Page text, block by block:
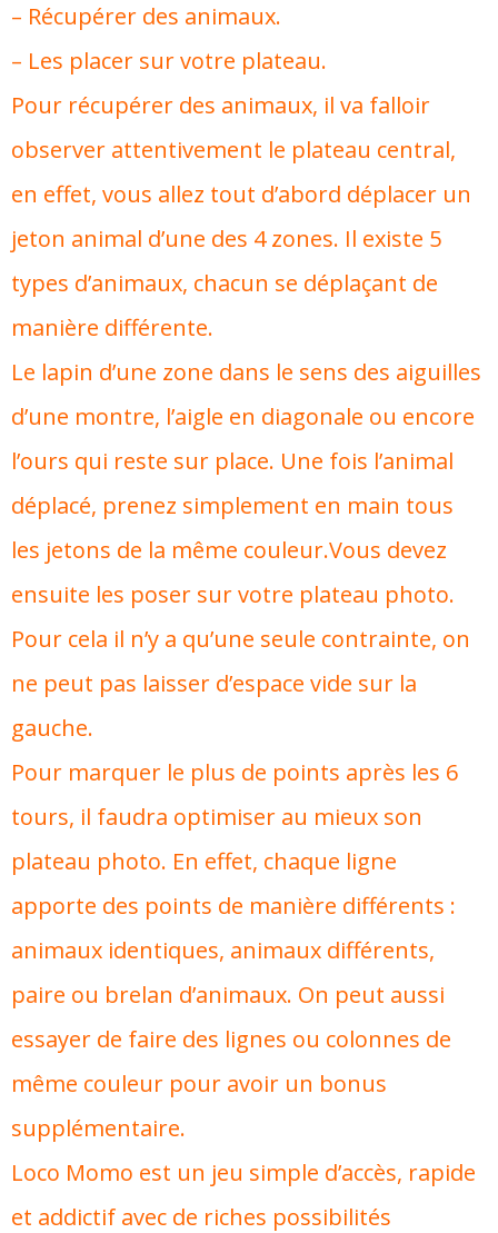
– Récupérer des animaux.
– Les placer sur votre plateau.
Pour récupérer des animaux, il va falloir
observer attentivement le plateau central,
en effet, vous allez tout d’abord déplacer un
jeton animal d’une des 4 zones. Il existe 5
types d’animaux, chacun se déplaçant de
manière différente.
Le lapin d’une zone dans le sens des aiguilles
d’une montre, l’aigle en diagonale ou encore
l’ours qui reste sur place. Une fois l’animal
déplacé, prenez simplement en main tous
les jetons de la même couleur.Vous devez
ensuite les poser sur votre plateau photo.
Pour cela il n’y a qu’une seule contrainte, on
ne peut pas laisser d’espace vide sur la
gauche.
Pour marquer le plus de points après les 6
tours, il faudra optimiser au mieux son
plateau photo. En effet, chaque ligne
apporte des points de manière différents :
animaux identiques, animaux différents,
paire ou brelan d’animaux. On peut aussi
essayer de faire des lignes ou colonnes de
même couleur pour avoir un bonus
supplémentaire.
Loco Momo est un jeu simple d’accès, rapide
et addictif avec de riches possibilités